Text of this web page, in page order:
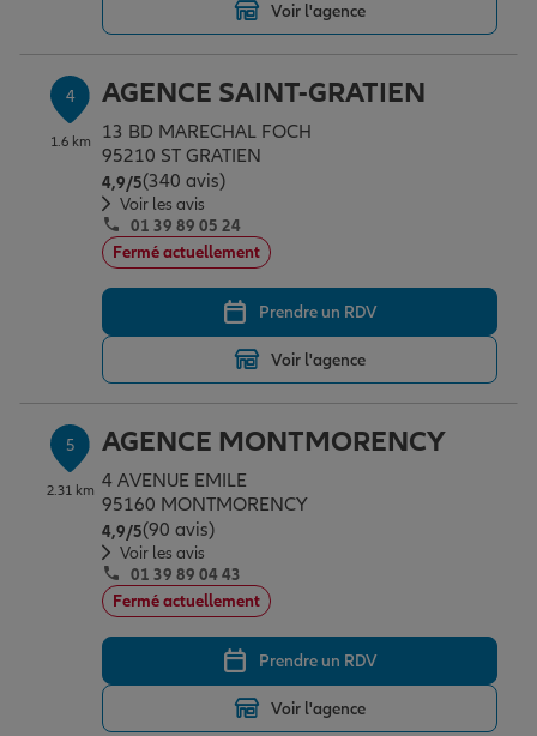
Tous nos devis d'assurance Voir l'agence
4
1.6 km
AGENCE SAINT-GRATIEN
13 BD MARECHAL FOCH
95210 ST GRATIEN
4,9/5Note de 4.9 sur 5
(340 avis)
Voir les avis
01 39 89 05 24
Fermé actuellement
Prendre un RDV
Voir l'agence
5
2.31 km
AGENCE MONTMORENCY
4 AVENUE EMILE
95160 MONTMORENCY
4,9/5Note de 4.9 sur 5
(90 avis)
Voir les avis
01 39 89 04 43
Fermé actuellement
Prendre un RDV
Voir l'agence